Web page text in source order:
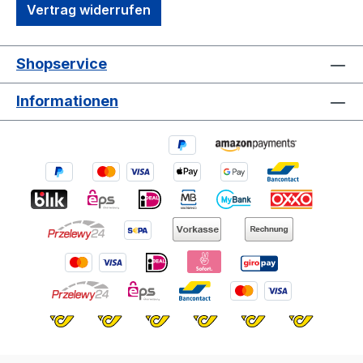
Vertrag widerrufen
Shopservice
Informationen